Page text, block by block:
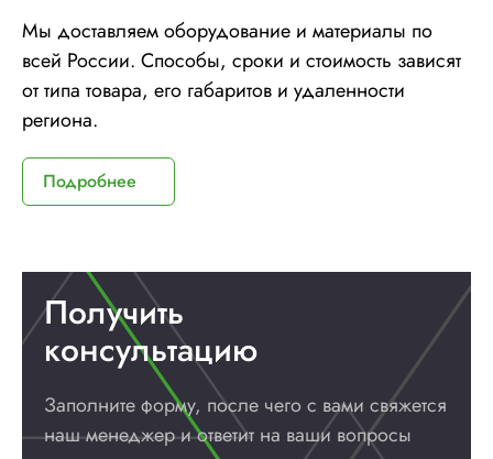
Мы доставляем оборудование и материалы по
всей России. Способы, сроки и стоимость зависят
от типа товара, его габаритов и удаленности
региона.
Подробнее
Получить
консультацию
Заполните форму, после чего с вами свяжется
наш менеджер и ответит на ваши вопросы